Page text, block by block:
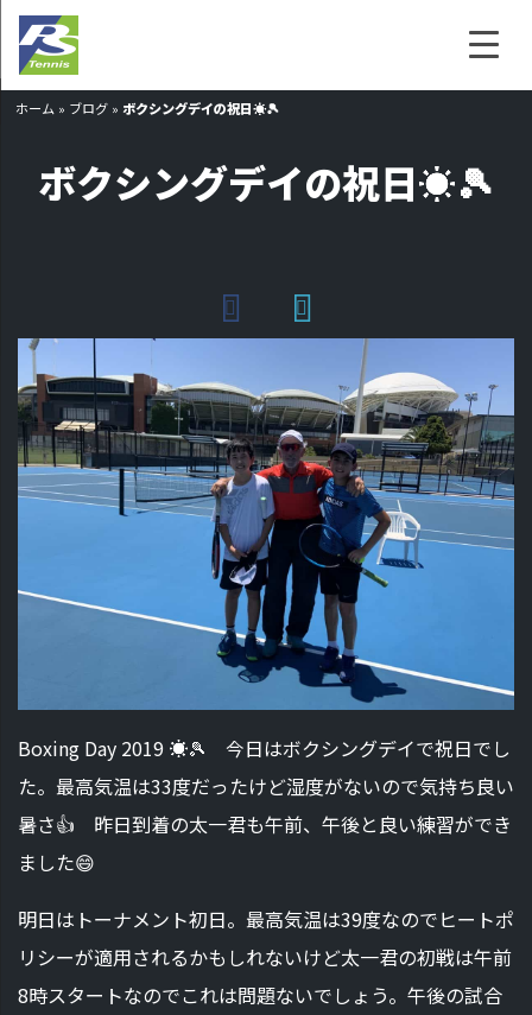
ホーム » ブログ »ボクシングデイの祝日☀️🎾
ボクシングデイの祝日☀️🎾
Boxing Day 2019 ☀️🎾 今日はボクシングデイで祝日でし
た。最高気温は33度だったけど湿度がないので気持ち良い
暑さ👍 昨日到着の太一君も午前、午後と良い練習ができ
ました😄
明日はトーナメント初日。最高気温は39度なのでヒートポ
リシーが適用されるかもしれないけど太一君の初戦は午前
8時スタートなのでこれは問題ないでしょう。午後の試合